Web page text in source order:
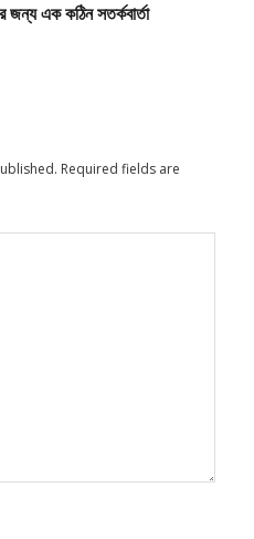
জন্য এক কঠিন সতর্কবার্তা
Required fields are